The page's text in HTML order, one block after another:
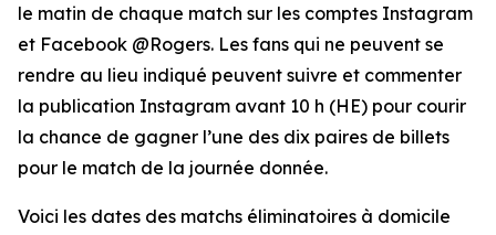
le matin de chaque match sur les comptes Instagram
et Facebook @Rogers. Les fans qui ne peuvent se
rendre au lieu indiqué peuvent suivre et commenter
la publication Instagram avant 10 h (HE) pour courir
la chance de gagner l’une des dix paires de billets
pour le match de la journée donnée.
Voici les dates des matchs éliminatoires à domicile